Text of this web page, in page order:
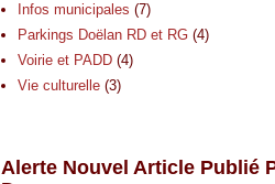
Infos municipales (7)
Parkings Doëlan RD et RG (4)
Voirie et PADD (4)
Vie culturelle (3)
Alerte Nouvel Article Publié